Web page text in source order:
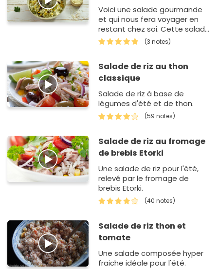
Voici une salade gourmande
et qui nous fera voyager en
restant chez soi. Cette salade
de riz à la mexicaine est idéale
pour un déjeuner es…
(3 notes)
Salade de riz au thon
classique
Salade de riz à base de
légumes d'été et de thon.
(59 notes)
Salade de riz au fromage
de brebis Etorki
Une salade de riz pour l'été,
relevé par le fromage de
brebis Etorki.
(40 notes)
Salade de riz thon et
tomate
Une salade composée hyper
fraiche idéale pour l'été.